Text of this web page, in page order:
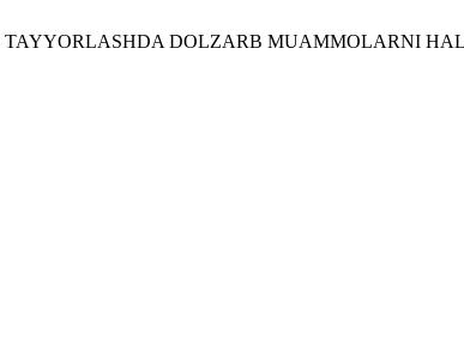
TAYYORLASHDA DOLZARB MUAMMOLARNI